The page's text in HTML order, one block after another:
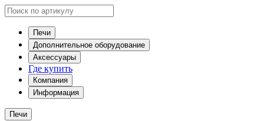
Печи
Дополнительное оборудование
Аксессуары
Где купить
Компания
Информация
Печи